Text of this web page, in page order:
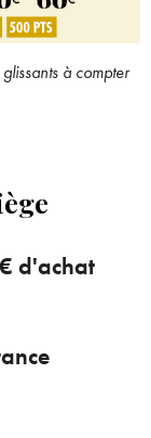
du
OUI
à compter
d'achat
et
inscrivez-